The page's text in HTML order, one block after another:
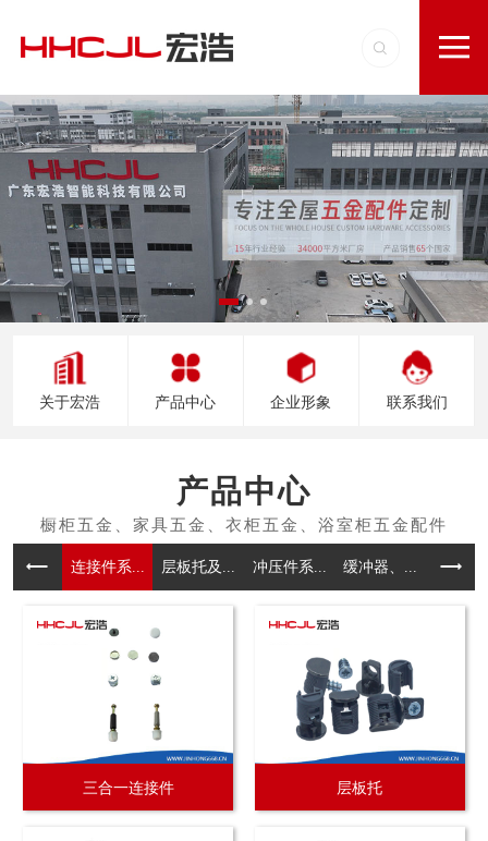
关于宏浩 产品中心 企业形象 联系我们
产品中心
连接件系... 层板托及... 冲压件系... 缓冲器、... 拉手
三合一连接件 层板托